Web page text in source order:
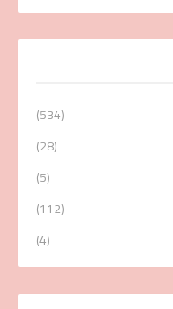
(534)
(28)
(5)
(112)
(4)